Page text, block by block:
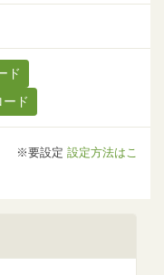
ド
ド
※要設定 設定方法はこ